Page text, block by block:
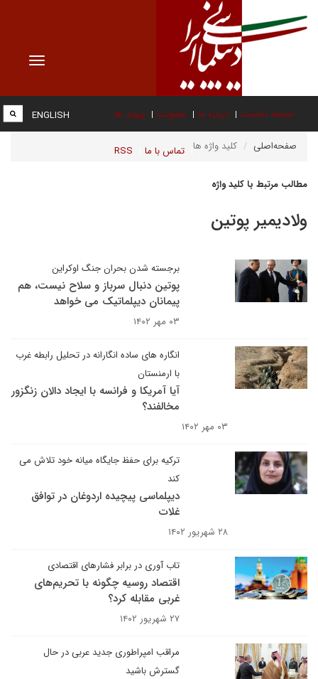
Toggle
صفحه نخست درباره ما عضویت پیوند ها
تماس با ما RSS
ENGLISH
صفحه‌اصلی کلید واژه ها
مطالب مرتبط با کلید واژه
ولادیمیر پوتین
برجسته شدن بحران جنگ اوکراین
پوتین دنبال سرباز و سلاح نیست، هم
پیمانان دیپلماتیک می خواهد
۰۳ مهر ۱۴۰۲
انگاره های ساده انگارانه در تحلیل رابطه غرب
با ارمنستان
آیا آمریکا و فرانسه با ایجاد دالان زنگزور
مخالفند؟
۰۳ مهر ۱۴۰۲
ترکیه برای حفظ جایگاه میانه خود تلاش می
کند
دیپلماسی پیچیده اردوغان در توافق
غلات
۲۸ شهریور ۱۴۰۲
تاب آوری در برابر فشارهای اقتصادی
اقتصاد روسیه چگونه با تحریم‌های
غربی مقابله کرد؟
۲۷ شهریور ۱۴۰۲
مراقب امپراطوری جدید عربی در حال
گسترش باشید